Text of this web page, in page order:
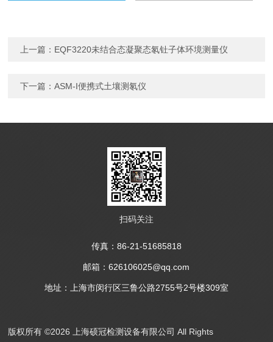
上一篇： EQF3220未结合态凝聚态氡钍子体环境测量仪
下一篇：ASM-I便携式土壤测氡仪
扫码关注
传真：86-21-51685818
邮箱：626106025@qq.com
地址：上海市闵行区三鲁公路2755号2号楼309室
版权所有 ©2026 上海硕冠检测设备有限公司 All Rights